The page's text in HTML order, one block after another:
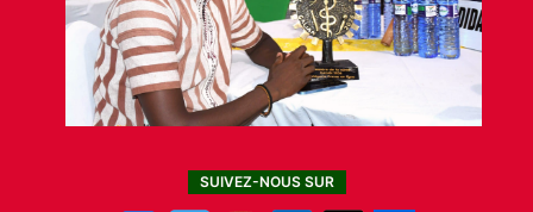
SUIVEZ-NOUS SUR